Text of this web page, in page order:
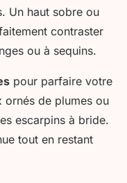
Un haut sobre ou
contraster
ou à sequins.
pour parfaire votre
ornés de plumes ou
escarpins à bride.
tout en restant